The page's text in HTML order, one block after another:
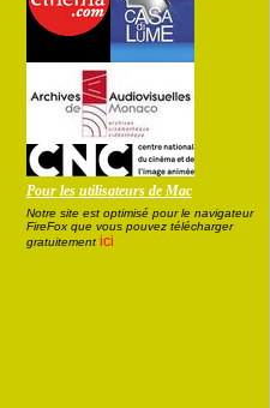
Pour les utilisateurs de Mac
Notre site est optimisé pour le navigateur
FireFox que vous pouvez télécharger
gratuitement ici